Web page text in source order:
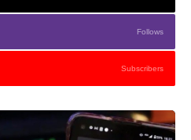
Follows
Subscribers